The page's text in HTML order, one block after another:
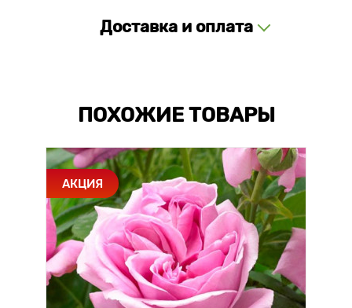
Доставка и оплата
ПОХОЖИЕ ТОВАРЫ
АКЦИЯ